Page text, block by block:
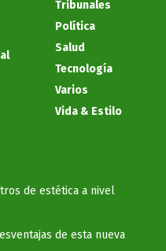
Tribunales
Política
Salud
Tecnología
Varios
Vida & Estilo
de estética a nivel
de esta nueva